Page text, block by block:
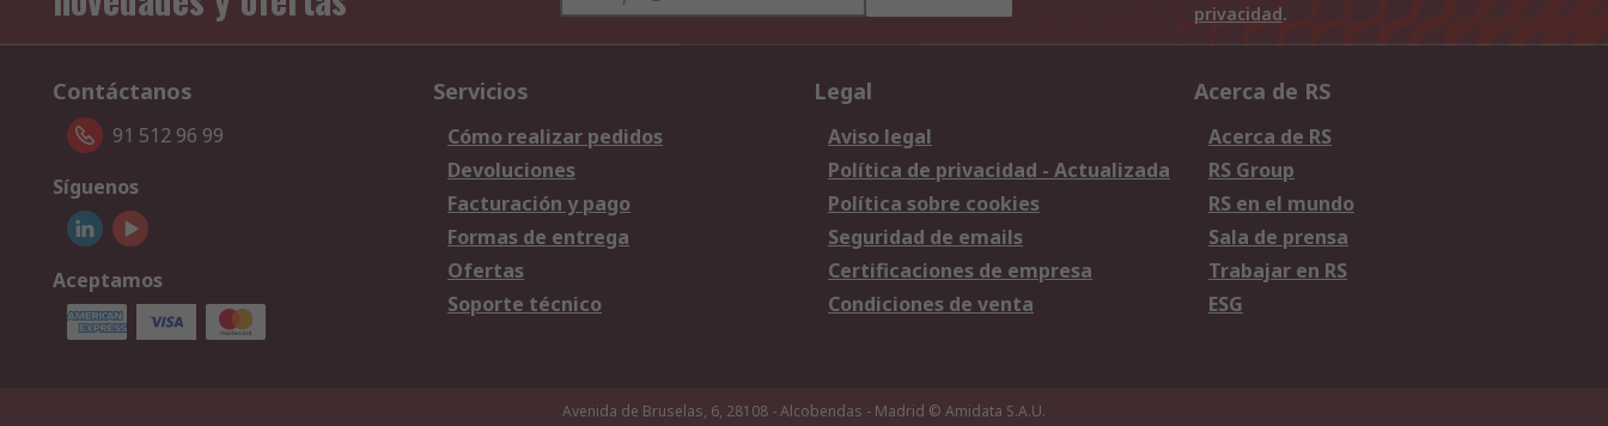
privacidad.
Contáctanos
91 512 96 99
Síguenos
Aceptamos
Servicios
Cómo realizar pedidos
Devoluciones
Facturación y pago
Formas de entrega
Ofertas
Soporte técnico
Legal
Aviso legal
Política de privacidad - Actualizada
Política sobre cookies
Seguridad de emails
Certificaciones de empresa
Condiciones de venta
Acerca de RS
Acerca de RS
RS Group
RS en el mundo
Sala de prensa
Trabajar en RS
ESG
Avenida de Bruselas, 6, 28108 - Alcobendas - Madrid © Amidata S.A.U.